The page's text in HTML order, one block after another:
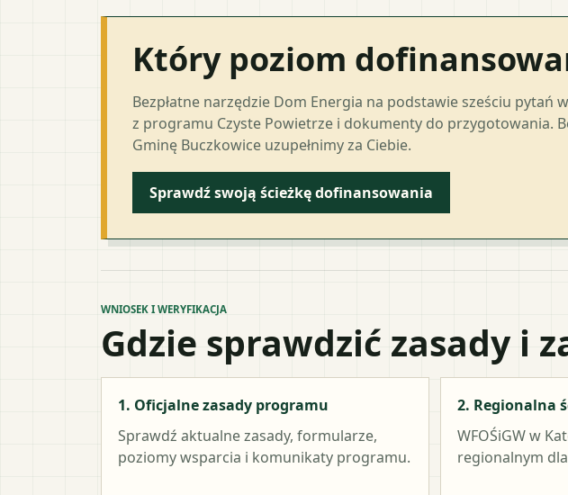
Który poziom
Bezpłatne narzędzie Dom Energia na podstawie sześciu
z programu Czyste Powietrze i dokumenty do przygotowania.
Gminę Buczkowice uzupełnimy za Ciebie.
Sprawdź swoją ścieżkę dofinansowania
WNIOSEK I WERYFIKACJA
Gdzie sprawdzić zasady i
1. Oficjalne zasady programu
Sprawdź aktualne zasady, formularze,
poziomy wsparcia i komunikaty programu.
2. Regionalna
WFOŚiGW w
regionalnym